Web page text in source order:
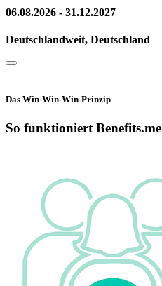
06.08.2026 - 31.12.2027
Deutschlandweit, Deutschland
Das Win-Win-Win-Prinzip
So funktioniert Benefits.me